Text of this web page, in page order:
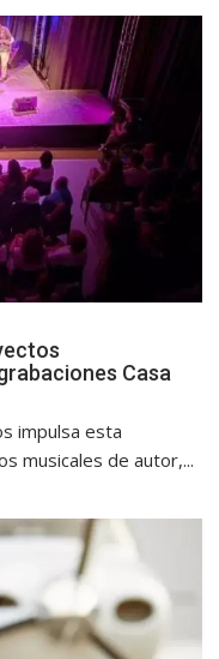
Casa
impulsa esta
musicales de autor,...